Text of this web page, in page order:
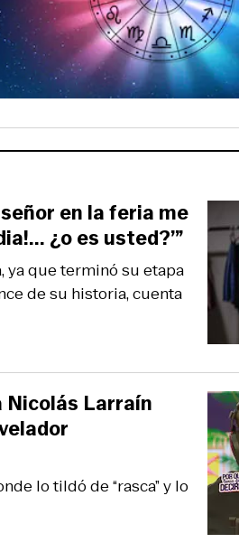
ya que terminó su etapa
de su historia, cuenta
en la feria me
¿o es usted?’”
lo tildó de “rasca” y lo
Nicolás Larraín